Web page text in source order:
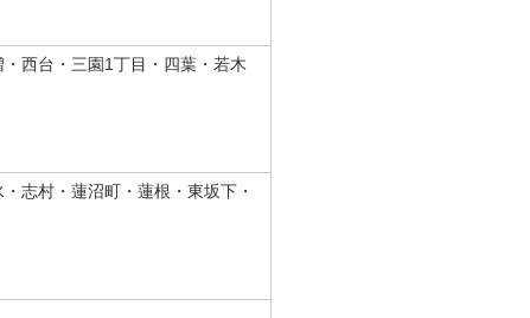
西台・三園1丁目・四葉・若木
志村・蓮沼町・蓮根・東坂下・